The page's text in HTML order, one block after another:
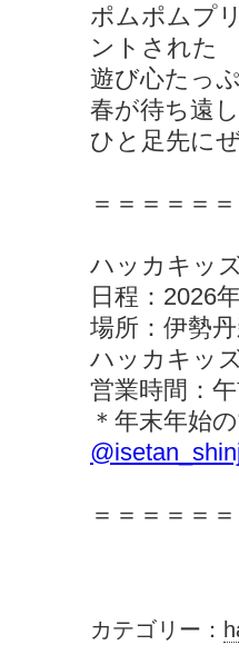
ポムポムプ
ントされた
遊び心たっ
春が待ち遠
ひと足先に
＝＝＝＝＝
ハッカキッ
日程：2026
場所：伊勢
ハッカキッ
営業時間：
＊年末年始
＝＝＝＝＝
カテゴリー：